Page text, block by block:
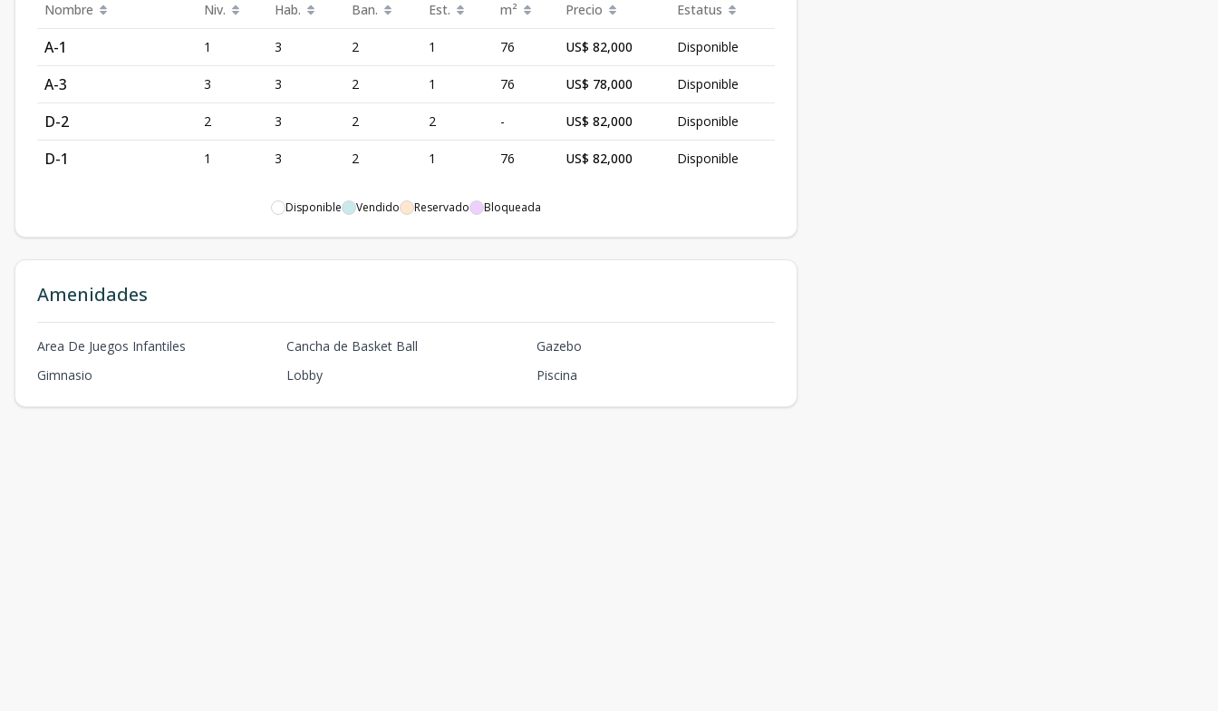
Nombre Niv. Hab. Ban. Est. m² Precio Estatus
A-1 1 3 2 1 76 US$ 82,000 Disponible
A-3 3 3 2 1 76 US$ 78,000 Disponible
D-2 2 3 2 2 - US$ 82,000 Disponible
D-1 1 3 2 1 76 US$ 82,000 Disponible
Disponible Vendido Reservado Bloqueada
Amenidades
Area De Juegos Infantiles Cancha de Basket Ball
Gazebo
Gimnasio
Lobby Piscina